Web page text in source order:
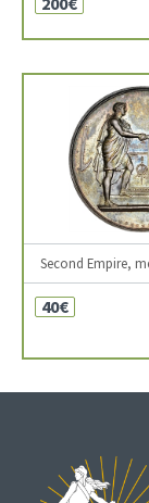
Second Empire,
40€